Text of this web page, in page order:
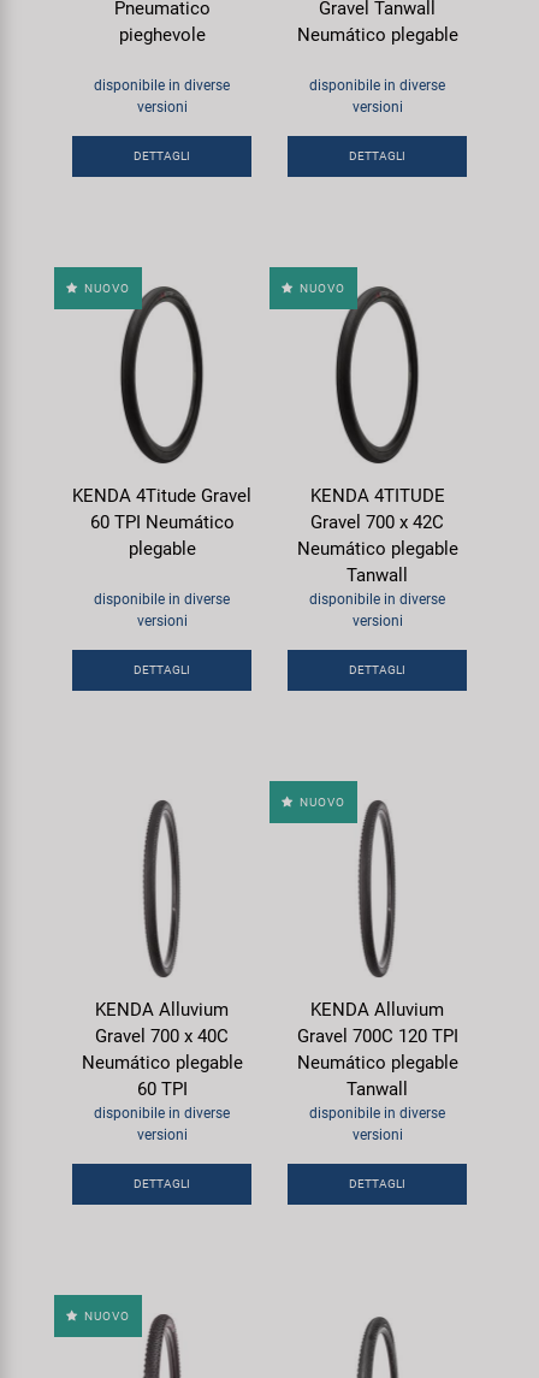
Pneumatico
pieghevole
disponibile in diverse
versioni
DETTAGLI
Gravel Tanwall
Neumático plegable
disponibile in diverse
versioni
DETTAGLI
NUOVO
KENDA 4Titude Gravel
60 TPI Neumático
plegable
disponibile in diverse
versioni
DETTAGLI
NUOVO
KENDA 4TITUDE
Gravel 700 x 42C
Neumático plegable
Tanwall
disponibile in diverse
versioni
DETTAGLI
KENDA Alluvium
Gravel 700 x 40C
Neumático plegable
60 TPI
disponibile in diverse
versioni
DETTAGLI
NUOVO
KENDA Alluvium
Gravel 700C 120 TPI
Neumático plegable
Tanwall
disponibile in diverse
versioni
DETTAGLI
NUOVO